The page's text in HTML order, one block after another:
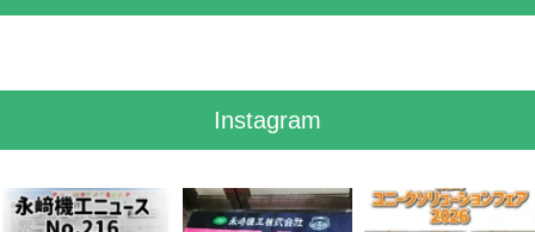
Instagram
8月 7
3 0
7月 28
7 0
7月 27
6